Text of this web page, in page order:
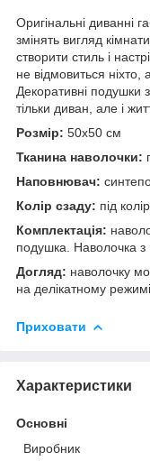
Оригінальні диванні
змінять вигляд
створити стиль і
не відмовиться ніхто,
Декоративні подушки
тільки диван, але і
Розмір: 50x50 см
Тканина наволочки:
Наповнювач:
Колір сзаду: під
Комплектація:
подушка. Наволочка з
Догляд: наволочку
на делікатному режимі.
Приховати
Характеристики
Основні
Виробник